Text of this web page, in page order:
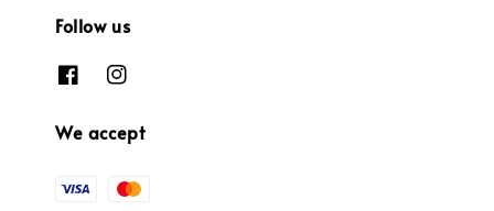
Follow us
We accept